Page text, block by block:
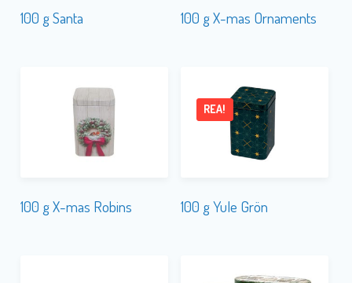
100 g Santa 100 g X-mas Ornaments
100 g X-mas Robins 100 g Yule Grön
REA!